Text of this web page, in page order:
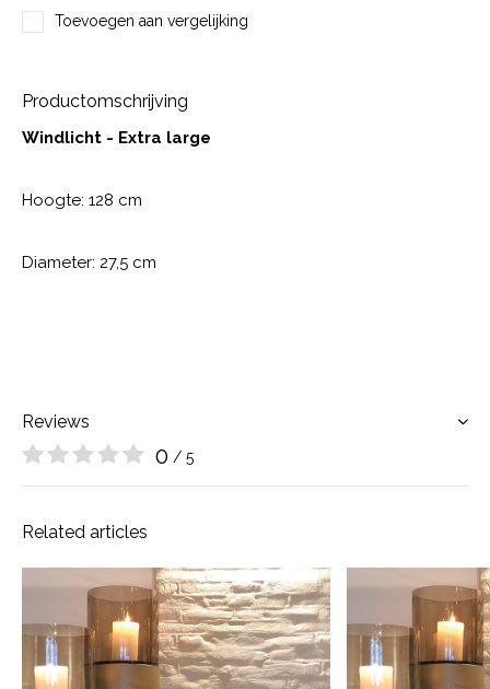
Toevoegen aan vergelijking
Productomschrijving
Windlicht - Extra large
Hoogte: 128 cm
Diameter: 27,5 cm
Reviews
0 / 5
Related articles